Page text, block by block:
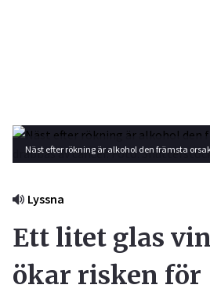
Lyssna
Ett litet glas
ökar risken för